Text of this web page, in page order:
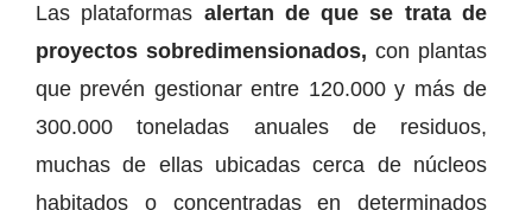
Las plataformas alertan de que se trata de
proyectos sobredimensionados, con plantas
que prevén gestionar entre 120.000 y más de
300.000 toneladas anuales de residuos,
muchas de ellas ubicadas cerca de núcleos
habitados o concentradas en determinados